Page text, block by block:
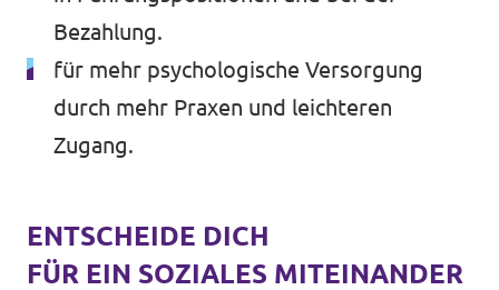
Bezahlung.
für mehr psychologische Versorgung
durch mehr Praxen und leichteren
Zugang.
ENTSCHEIDE DICH
FÜR EIN SOZIALES MITEINANDER